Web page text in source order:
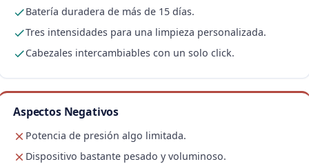
Batería duradera de más de 15 días.
Tres intensidades para una limpieza personalizada.
Cabezales intercambiables con un solo click.
Aspectos Negativos
Potencia de presión algo limitada.
Dispositivo bastante pesado y voluminoso.